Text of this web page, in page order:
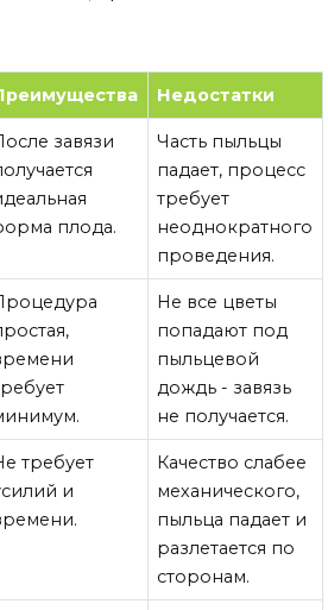
Недостатки
завязи
плода.
Часть пыльцы
падает, процесс
требует
неоднократного
проведения.
Не все цветы
попадают под
пыльцевой
дождь - завязь
не получается.
требует
и
Качество слабее
механического,
пыльца падает и
разлетается по
сторонам.